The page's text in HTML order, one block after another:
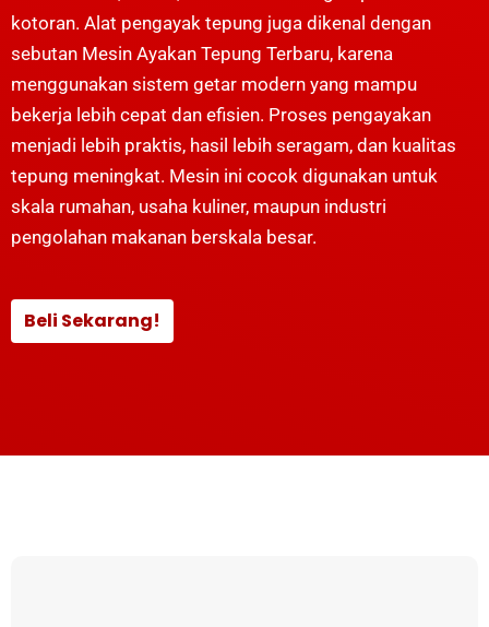
kotoran. A lat pengayak tepung juga dikenal dengan
sebutan Mesin Ayakan Tepung Terbaru, karena
menggunakan sistem getar modern yang mampu
bekerja lebih cepat dan efisien. Proses pengayakan
menjadi lebih praktis, hasil lebih seragam, dan kualitas
tepung meningkat. Mesin ini cocok digunakan untuk
skala rumahan, usaha kuliner, maupun industri
pengolahan makanan berskala besar.
Beli Sekarang!